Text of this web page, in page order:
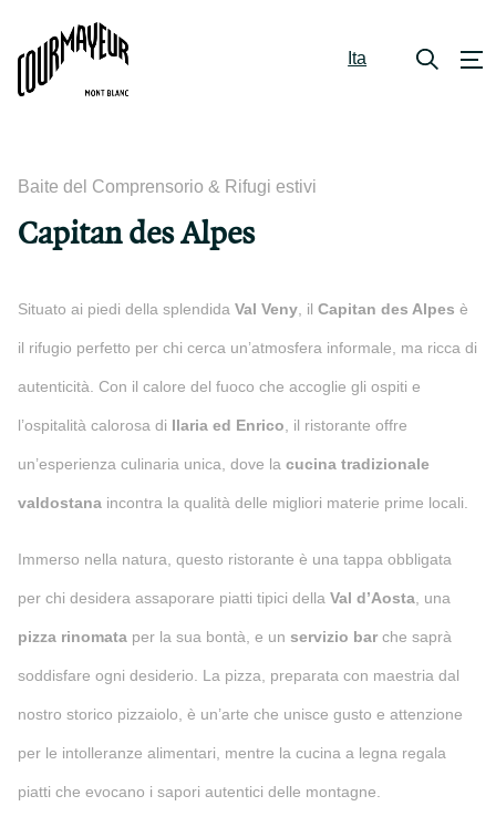
Ita
Baite del Comprensorio & Rifugi estivi
Capitan des Alpes
Situato ai piedi della splendida Val Veny , il Capitan des Alpes è
il rifugio perfetto per chi cerca un’atmosfera informale, ma ricca di
autenticità. Con il calore del fuoco che accoglie gli ospiti e
l’ospitalità calorosa di Ilaria ed Enrico , il ristorante offre
un’esperienza culinaria unica, dove la cucina tradizionale
valdostana incontra la qualità delle migliori materie prime locali.
Immerso nella natura, questo ristorante è una tappa obbligata
per chi desidera assaporare piatti tipici della Val d’Aosta , una
pizza rinomata per la sua bontà, e un servizio bar che saprà
soddisfare ogni desiderio. La pizza, preparata con maestria dal
nostro storico pizzaiolo, è un’arte che unisce gusto e attenzione
per le intolleranze alimentari, mentre la cucina a legna regala
piatti che evocano i sapori autentici delle montagne.